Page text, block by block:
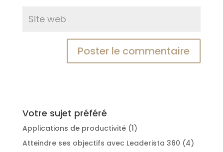
Votre sujet préféré
Applications de productivité(1)
Atteindre ses objectifs avec Leaderista 360 (4)